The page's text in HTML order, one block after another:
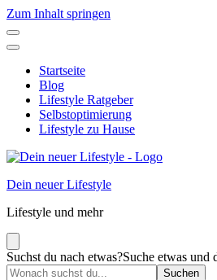
Zum Inhalt springen
Startseite
Blog
Lifestyle Ratgeber
Selbstoptimierung
Lifestyle zu Hause
Dein neuer Lifestyle
Lifestyle und mehr
Suchst du nach etwas?Suche etwas und